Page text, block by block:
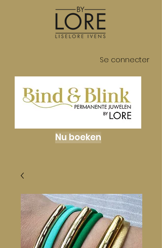
Se connecter
Nu boeken